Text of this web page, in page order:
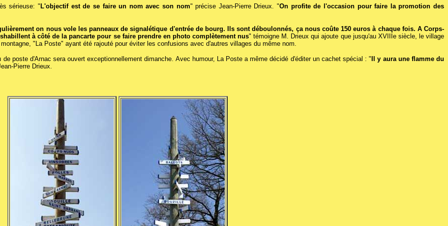
sérieuse: " L'objectif est de se faire un nom avec son nom" précise Jean-Pierre Drieux. "On profite de l'occasion pour faire la promotion des
on nous vole les panneaux de signalétique d'entrée de bourg. Ils sont déboulonnés, ça nous coûte 150 euros à chaque fois. A Corps-
à côté de la pancarte pour se faire prendre en photo complètement nus" témoigne M. Drieux qui ajoute que jusqu'au XVIIIe siècle, le village
"La Poste" ayant été rajouté pour éviter les confusions avec d'autres villages du même nom.
poste d'Arnac sera ouvert exceptionnellement dimanche. Avec humour, La Poste a même décidé d'éditer un cachet spécial : " Il y aura une flamme du
Pierre Drieux.